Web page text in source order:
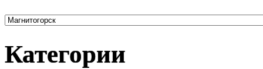
Категории